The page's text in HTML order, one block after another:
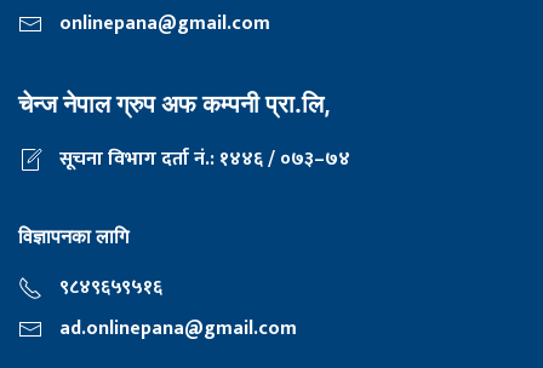
onlinepana@gmail.com
चेन्ज नेपाल ग्रुप अफ कम्पनी प्रा.लि,
सूचना विभाग दर्ता नं.: १४४६ / ०७३–७४
विज्ञापनका लागि
९८४९६५९५१६
ad.onlinepana@gmail.com